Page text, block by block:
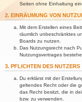
Seiten ohne Einhaltung
2. EINRÄUMUNG VON
Mit dem Erstellen eines
räumlich unbeschränktes
Boards zu nutzen.
Das Nutzungsrecht nach
Nutzungsvertrages
3. PFLICHTEN DES NUTZERS
Du erklärst mit der
geltendes Recht oder die
das Recht besitzt, die in
bzw. zu verwenden.